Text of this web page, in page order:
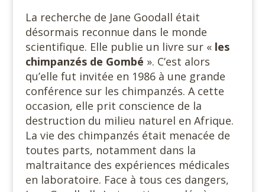
La recherche de Jane Goodall était
désormais reconnue dans le monde
scientifique. Elle publie un livre sur « les
chimpanzés de Gombé ». C’est alors
qu’elle fut invitée en 1986 à une grande
conférence sur les chimpanzés. A cette
occasion, elle prit conscience de la
destruction du milieu naturel en Afrique.
La vie des chimpanzés était menacée de
toutes parts, notamment dans la
maltraitance des expériences médicales
en laboratoire. Face à tous ces dangers,